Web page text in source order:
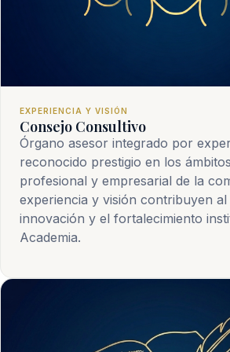
EXPERIENCIA Y VISIÓN
Consejo Consultivo
Órgano asesor integrado por
reconocido prestigio en los
profesional y empresarial de la
experiencia y visión contribuyen
innovación y el fortalecimiento
Academia.